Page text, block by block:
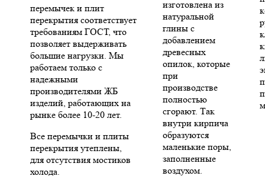
перемычек и плит
перекрытия соответствует
требованиям ГОСТ, что
позволяет выдерживать
большие нагрузки. Мы
работаем только с
надежными
производителями ЖБ
изделий, работающих на
рынке более 10-20 лет.
Все перемычки и плиты
перекрытия утеплены,
для отсутствия мостиков
холода.
изготовлена из
натуральной
глины с
добавлением
древесных
опилок, которые
при
производстве
полностью
сгорают. Так
внутри кирпича
образуются
маленькие поры,
заполненные
воздухом.